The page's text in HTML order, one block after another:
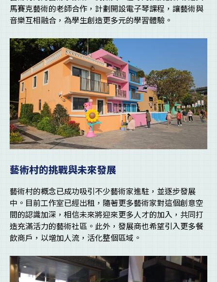
馬賽克藝術的老師合作，計劃開設電子琴課程，讓藝術與
音樂互相融合，為學生創造更多元的學習體驗。
藝術村的挑戰與未來發展
藝術村的概念已成功吸引不少藝術家進駐，並逐步發展
中。目前工作室已經出租，隨著更多藝術家對這個創意空
間的認識加深，相信未來將迎來更多人才的加入，共同打
造充滿活力的藝術社區。此外，發展商也希望引入更多餐
飲商戶，以增加人流，活化整個區域。